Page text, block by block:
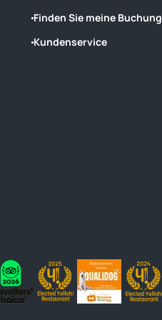
Finden Sie meine Buchung
Kundenservice